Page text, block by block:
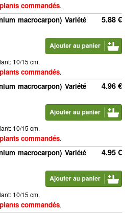
commandés.
5.88 €
macrocarpon) Variété
10/15 cm.
commandés.
4.96 €
macrocarpon) Variété
10/15 cm.
commandés.
4.95 €
macrocarpon) Variété
10/15 cm.
commandés.